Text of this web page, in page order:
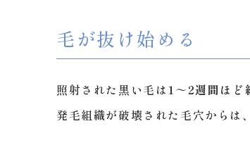
毛が抜け始める
照射された黒い毛は 1～2週間ほど
発毛組織が破壊された毛穴からは